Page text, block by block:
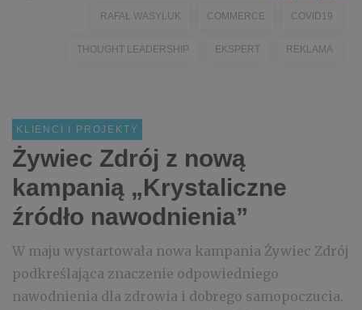
RAFAŁ WASYLUK COMMERCE COVID19
THOUGHT LEADERSHIP EKSPERT REKLAMA
KLIENCI I PROJEKTY
Żywiec Zdrój z nową
kampanią „Krystaliczne
źródło nawodnienia”
W maju wystartowała nowa kampania Żywiec Zdrój
podkreślająca znaczenie odpowiedniego
nawodnienia dla zdrowia i dobrego samopoczucia.